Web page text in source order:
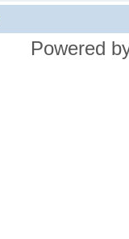
Powered